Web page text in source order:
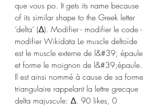
que vous po. It gets its name because
of its similar shape to the Greek letter
‘delta’ (Δ). Modifier - modifier le code -
modifier Wikidata Le muscle deltoïde
est le muscle externe de l&#39; épaule
et forme le moignon de l&#39;épaule.
Il est ainsi nommé à cause de sa forme
triangulaire rappelant la lettre grecque
delta majuscule: Δ. 90 likes, 0